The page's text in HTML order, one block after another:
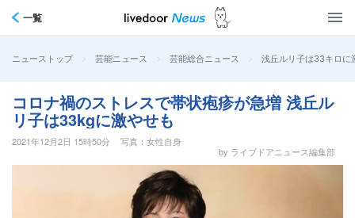
一覧
ニューストップ > 芸能ニュース > 芸能総合ニュース > 浅丘ルリ子は33キロに
コロナ禍のストレスで帯状疱疹が急増 浅丘ル
リ子は33kgに激やせも
2021年12月2日 15時50分
写真：女性自身
by ライブドアニュース編集部